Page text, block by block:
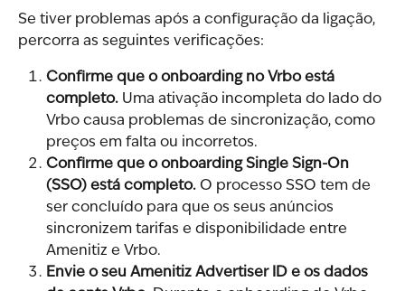
Se tiver problemas após a configuração da ligação,
percorra as seguintes verificações:
Confirme que o onboarding no Vrbo está
completo. Uma ativação incompleta do lado do
Vrbo causa problemas de sincronização, como
preços em falta ou incorretos.
Confirme que o onboarding Single Sign-On
(SSO) está completo. O processo SSO tem de
ser concluído para que os seus anúncios
sincronizem tarifas e disponibilidade entre
Amenitiz e Vrbo.
Envie o seu Amenitiz Advertiser ID e os dados